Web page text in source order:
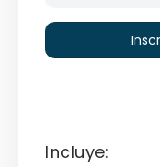
Incluye: